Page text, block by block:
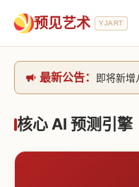
预见艺术 YJART
最新公告：
核心 AI 预测引擎